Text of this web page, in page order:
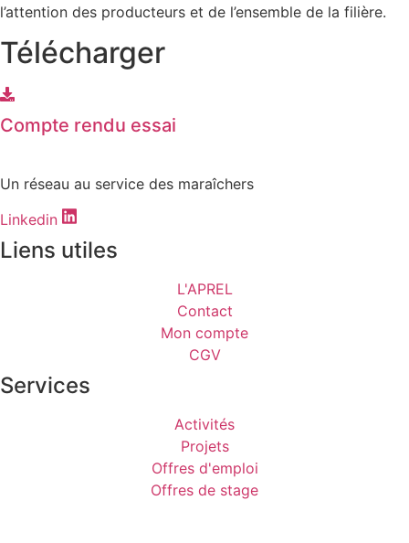
l’attention des producteurs et de l’ensemble de la filière.
Télécharger
Compte rendu essai
Un réseau au service des maraîchers
Linkedin
Liens utiles
L'APREL
Contact
Mon compte
CGV
Services
Activités
Projets
Offres d'emploi
Offres de stage